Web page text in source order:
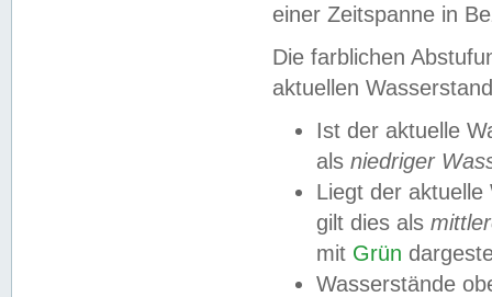
einer Zeitspanne in
Die farblichen
aktuellen
Ist der aktuelle
als niedriger
Liegt der
gilt dies als
mit Grün
Wasserstände